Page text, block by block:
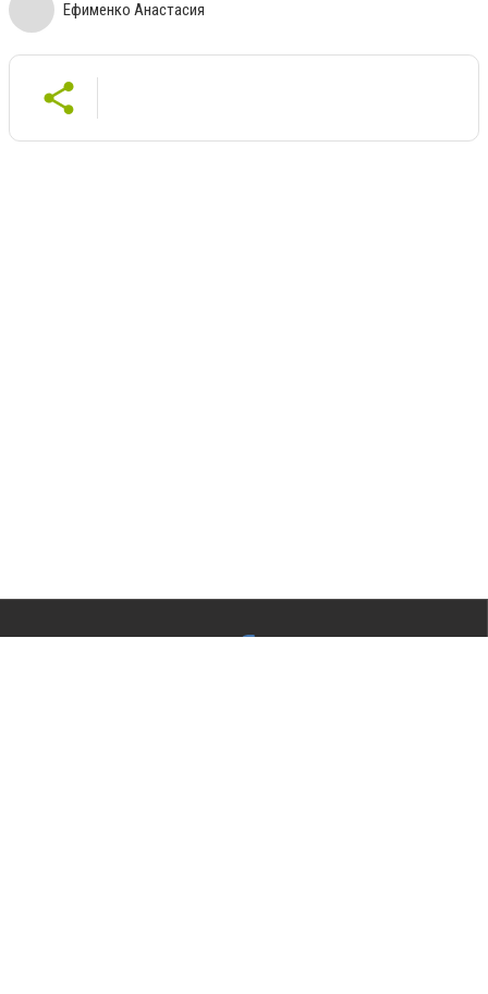
Ефименко Анастасия